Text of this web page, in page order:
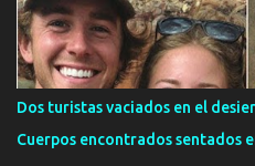
s
Dos turistas vaciados en el
Cuerpos encontrados sentados